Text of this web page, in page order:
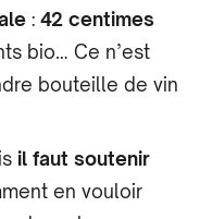
: 42 centimes
bio… Ce n’est
bouteille de vin
il faut soutenir
en vouloir